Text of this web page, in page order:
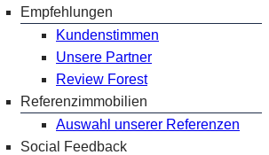
Empfehlungen
Kundenstimmen
Unsere Partner
Review Forest
Referenzimmobilien
Auswahl unserer Referenzen
Social Feedback